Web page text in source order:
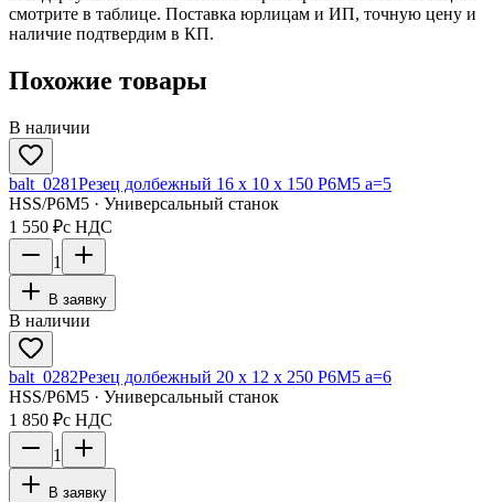
смотрите в таблице. Поставка юрлицам и ИП, точную цену и
наличие подтвердим в КП.
Похожие товары
В наличии
balt_0281Резец долбежный 16 х 10 х 150 Р6М5 а=5
HSS/Р6М5 · Универсальный станок
1 550 ₽с НДС
1
В заявку
В наличии
balt_0282Резец долбежный 20 х 12 х 250 Р6М5 а=6
HSS/Р6М5 · Универсальный станок
1 850 ₽с НДС
1
В заявку